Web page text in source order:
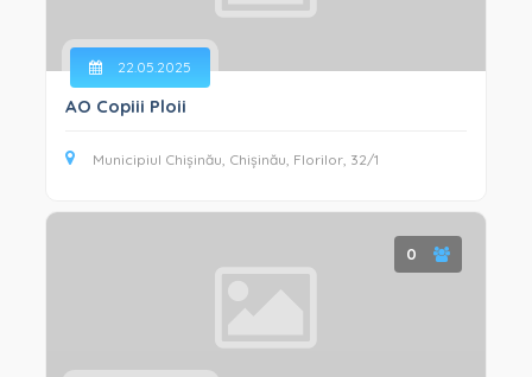
22.05.2025
AO Copiii Ploii
Municipiul Chișinău, Chișinău, Florilor, 32/1
0